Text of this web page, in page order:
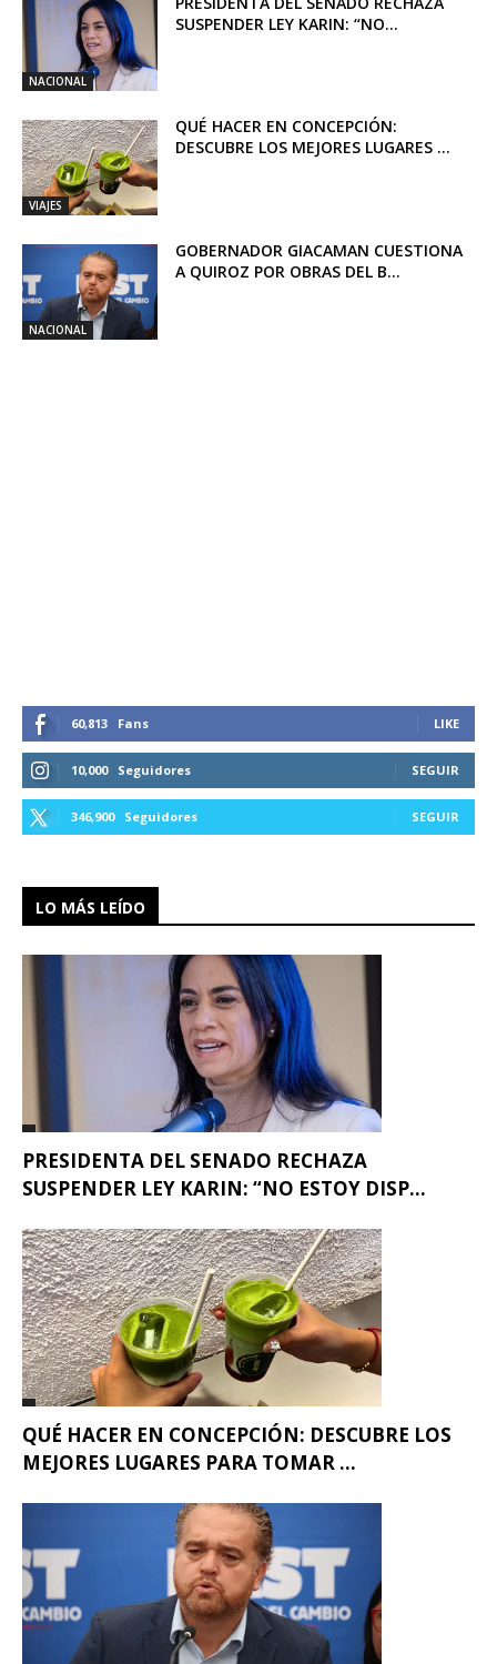
NACIONAL
SUSPENDER LEY KARIN: “NO...
VIAJES
QUÉ HACER EN CONCEPCIÓN:
DESCUBRE LOS MEJORES LUGARES ...
NACIONAL
GOBERNADOR GIACAMAN CUESTIONA
A QUIROZ POR OBRAS DEL B...
60,813 Fans LIKE
10,000 Seguidores SEGUIR
346,900 Seguidores SEGUIR
LO MÁS LEÍDO
PRESIDENTA DEL SENADO RECHAZA
SUSPENDER LEY KARIN: “NO ESTOY DISP...
QUÉ HACER EN CONCEPCIÓN: DESCUBRE LOS
MEJORES LUGARES PARA TOMAR ...